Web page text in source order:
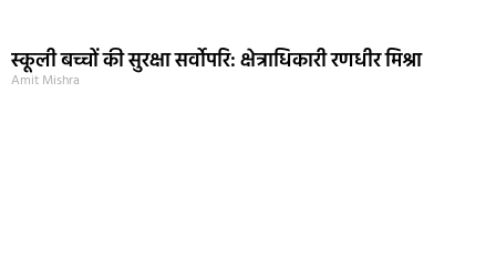
स्कूली बच्चों की सुरक्षा सर्वोपरि: क्षेत्राधिकारी रणधीर मिश्रा
Amit Mishra